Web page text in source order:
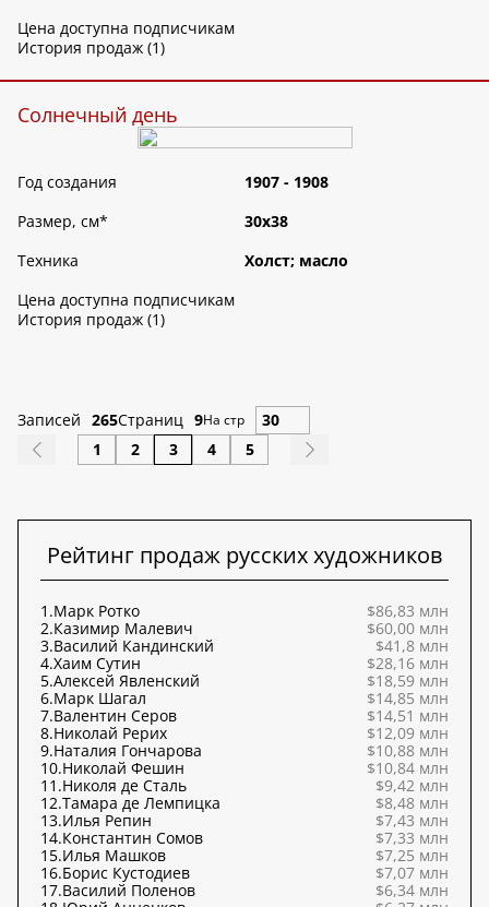
Цена доступна подписчикам
История продаж (1)
Солнечный день
Год создания
1907 - 1908
Размер, см*
30х38
Техника
Холст; масло
Цена доступна подписчикам
История продаж (1)
Записей 265Страниц 9На стр
1 2 3 4 5
Рейтинг продаж русских художников
1.Марк Ротко
$86,83 млн
2.Казимир Малевич
$60,00 млн
3.Василий Кандинский
$41,8 млн
4.Хаим Сутин
$28,16 млн
5.Алексей Явленский
$18,59 млн
6.Марк Шагал
$14,85 млн
7.Валентин Серов
$14,51 млн
8.Николай Рерих
$12,09 млн
9.Наталия Гончарова
$10,88 млн
10.Николай Фешин
$10,84 млн
11.Николя де Сталь
$9,42 млн
12.Тамара де Лемпицка
$8,48 млн
13.Илья Репин
$7,43 млн
14.Константин Сомов
$7,33 млн
15.Илья Машков
$7,25 млн
16.Борис Кустодиев
$7,07 млн
17.Василий Поленов
$6,34 млн